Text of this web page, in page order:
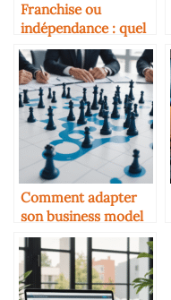
Franchise ou
indépendance : quel
modèle choisir ?
Comment adapter
son business model
en période de crise